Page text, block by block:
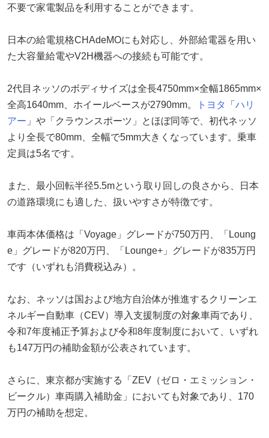
不要で家電製品を利用することができます。
日本の給電規格CHAdeMOにも対応し、外部給電器を用い
た大容量給電やV2H機器への接続も可能です。
2代目ネッソのボディサイズは全長4750mm×全幅1865mm×
全高1640mm、ホイールベースが2790mm。
トヨタ 「 ハリ
アー 」や「クラウンスポーツ」とほぼ同等で、初代ネッソ
より全長で80mm、全幅で5mm大きくなっています。乗車
定員は5名です。
また、最小回転半径5.5mという取り回しの良さから、日本
の道路環境にも適した、扱いやすさが特徴です。
車両本体価格は「Voyage」グレードが750万円、「Loung
e」グレードが820万円、「Lounge+」グレードが835万円
です（いずれも消費税込み）。
なお、ネッソは国および地方自治体が推進するクリーンエ
ネルギー自動車（CEV）導入支援制度の対象車両であり、
令和7年度補正予算および令和8年度制度において、いずれ
も147万円の補助金額が公表されています。
さらに、東京都が実施する「ZEV（ゼロ・エミッション・
ビークル）車両購入補助金」においても対象であり、170
万円の補助を想定。